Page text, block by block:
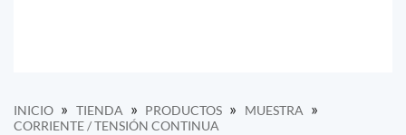
INICIO » TIENDA » PRODUCTOS » MUESTRA »
CORRIENTE / TENSIÓN CONTINUA